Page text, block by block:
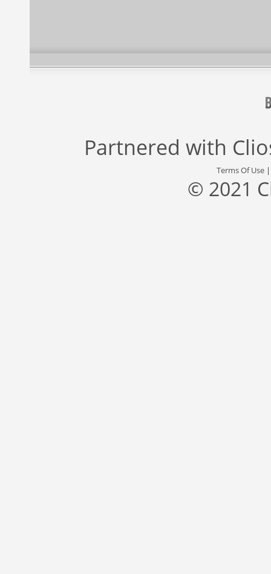
Partnered with
Terms Of Use
© 2021